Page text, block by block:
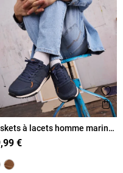
favoris
rapide
à lacets homme marine
46)€